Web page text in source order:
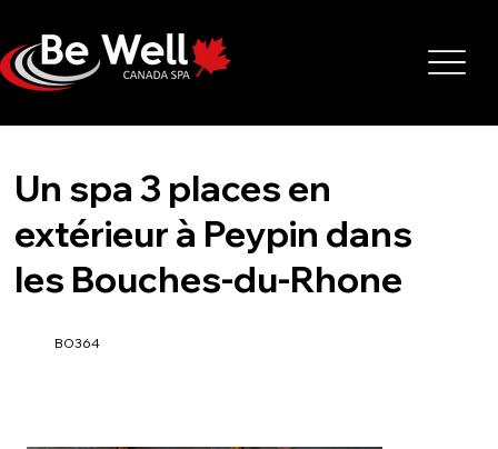
Un spa 3 places en
extérieur à Peypin dans
les Bouches-du-Rhone
BO364